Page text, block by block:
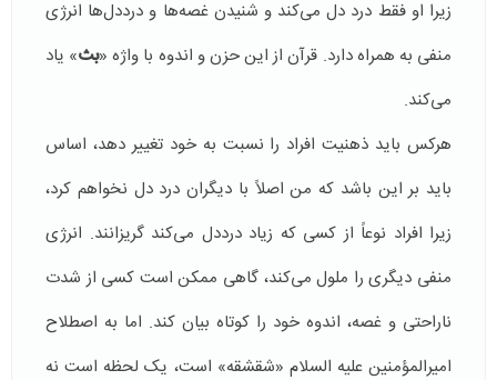
زیرا او فقط درد دل می‌کند و شنیدن غصه‌ها و درددل‌ها انرژی
منفی به همراه دارد. قرآن از این حزن و اندوه با واژه «بث» یاد
می‌کند.
هرکس باید ذهنیت افراد را نسبت به خود تغییر دهد، اساس
باید بر این باشد که من اصلاً با دیگران درد دل نخواهم کرد،
زیرا افراد نوعاً از کسی که زیاد درددل می‌کند گریزانند. انرژی
منفی دیگری را ملول می‌کند، گاهی ممکن است کسی از شدت
ناراحتی و غصه، اندوه خود را کوتاه بیان کند. اما به اصطلاح
امیرالمؤمنین علیه السلام «شقشقه» است، یک لحظه است نه